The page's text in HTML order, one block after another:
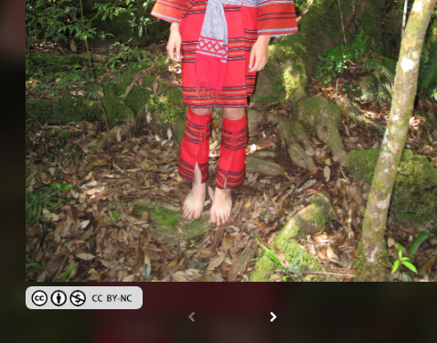
創用CC姓名標示-非商業性 3.0 台灣及其後版本(CC BY-NC 3.0 TW +)